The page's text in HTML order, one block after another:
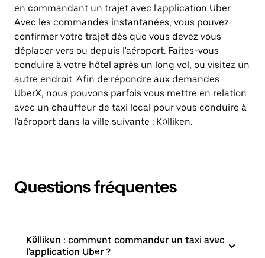
en commandant un trajet avec l'application Uber.
Avec les commandes instantanées, vous pouvez
confirmer votre trajet dès que vous devez vous
déplacer vers ou depuis l'aéroport. Faites-vous
conduire à votre hôtel après un long vol, ou visitez un
autre endroit. Afin de répondre aux demandes
UberX, nous pouvons parfois vous mettre en relation
avec un chauffeur de taxi local pour vous conduire à
l'aéroport dans la ville suivante : Kölliken.
Questions fréquentes
Kölliken : comment commander un taxi avec
l'application Uber ?